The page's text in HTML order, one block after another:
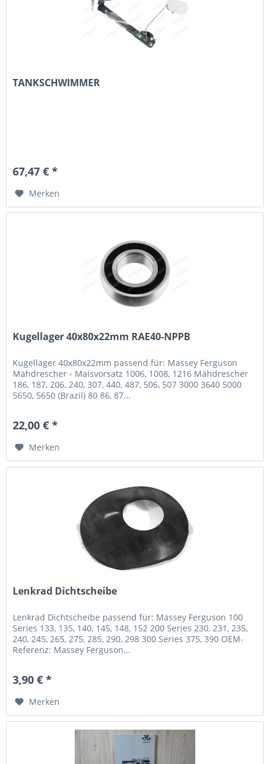
TANKSCHWIMMER
67,47 € *
Merken
Kugellager 40x80x22mm RAE40-NPPB
Kugellager 40x80x22mm passend für: Massey Ferguson
Mähdrescher - Maisvorsatz 1006, 1008, 1216 Mähdrescher
186, 187, 206, 240, 307, 440, 487, 506, 507 3000 3640 5000
5650, 5650 (Brazil) 80 86, 87...
22,00 € *
Merken
Lenkrad Dichtscheibe
Lenkrad Dichtscheibe passend für: Massey Ferguson 100
Series 133, 135, 140, 145, 148, 152 200 Series 230, 231, 235,
240, 245, 265, 275, 285, 290, 298 300 Series 375, 390 OEM-
Referenz: Massey Ferguson...
3,90 € *
Merken